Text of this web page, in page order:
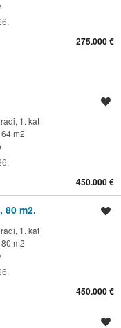
275.000 €
1. kat
m2
450.000 €
80 m2.
1. kat
m2
450.000 €